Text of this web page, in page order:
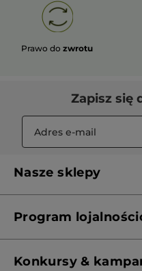
Prawo dozwrotu
Zapisz
Nasze sklepy
Franczyza
Program
Konkursy &